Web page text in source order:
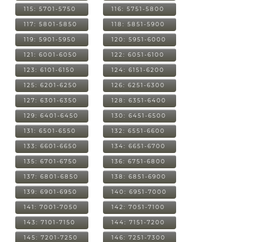
115: 5701-5750 116: 5751-5800
117: 5801-5850 118: 5851-5900
119: 5901-5950 120: 5951-6000
121: 6001-6050 122: 6051-6100
123: 6101-6150 124: 6151-6200
125: 6201-6250 126: 6251-6300
127: 6301-6350 128: 6351-6400
129: 6401-6450 130: 6451-6500
131: 6501-6550 132: 6551-6600
133: 6601-6650 134: 6651-6700
135: 6701-6750 136: 6751-6800
137: 6801-6850 138: 6851-6900
139: 6901-6950 140: 6951-7000
141: 7001-7050 142: 7051-7100
143: 7101-7150 144: 7151-7200
145: 7201-7250 146: 7251-7300